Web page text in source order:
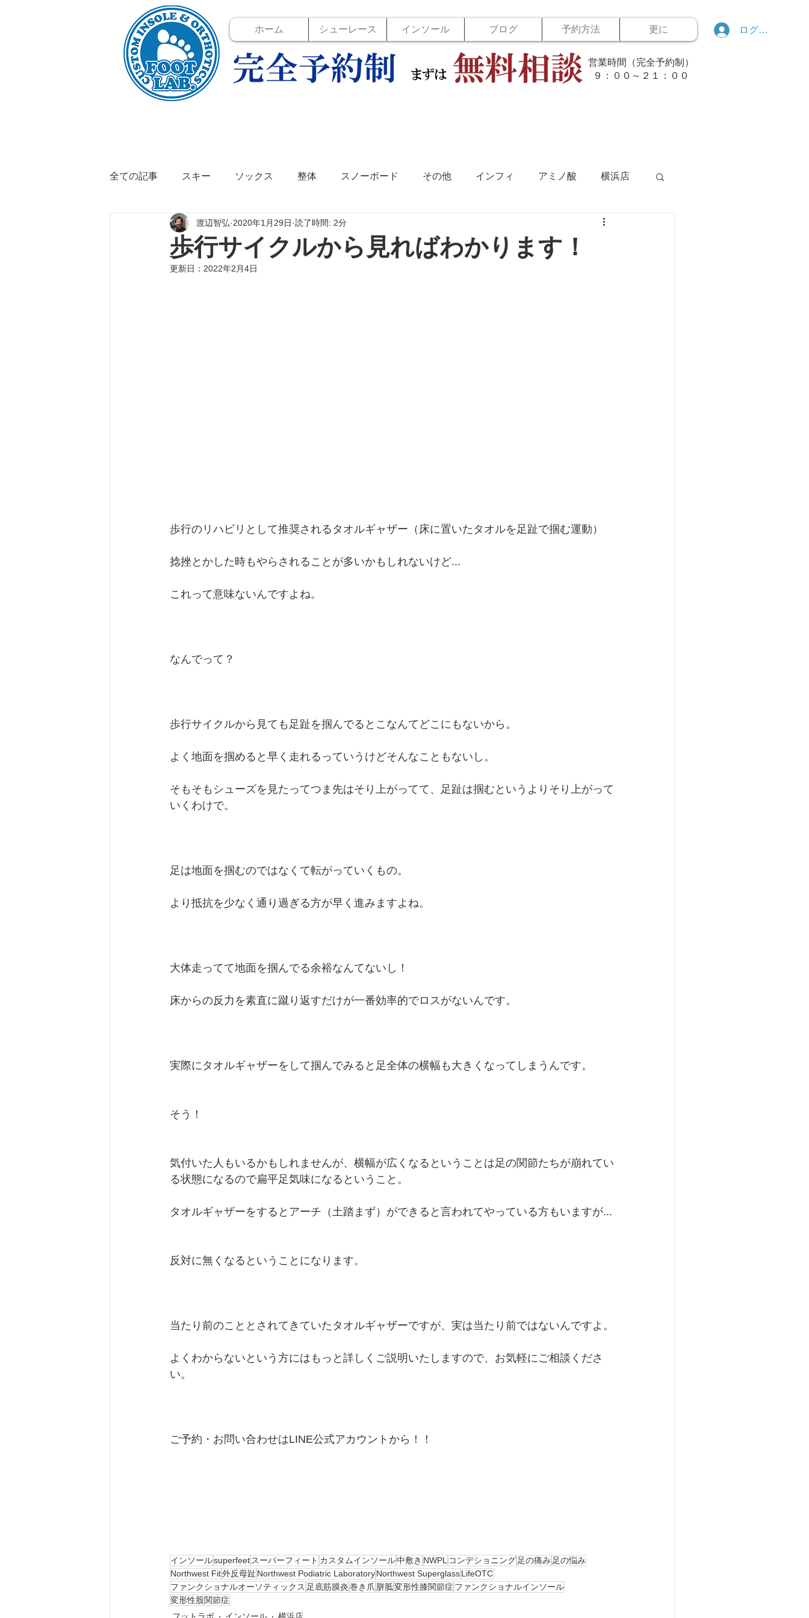
ホーム シューレース インソール ブログ 予約方法 更に
営業時間（完全予約制）
​９：００～２１：００
ログイン
全ての記事 スキー ソックス 整体 スノーボード その他 インフィ アミノ酸 横浜店
イベント インソール フットラボ ボウリング
バスケット 自転車
歩行サイクルから見ればわかります！
渡辺智弘 2020年1月29日 読了時間: 2分
更新日： 2022年2月4日
歩行のリハビリとして推奨されるタオルギャザー（床に置いたタオルを足趾で掴む運動）
捻挫とかした時もやらされることが多いかもしれないけど...
これって意味ないんですよね。
なんでって？
歩行サイクルから見ても足趾を掴んでるとこなんてどこにもないから。
よく地面を掴めると早く走れるっていうけどそんなこともないし。
そもそもシューズを見たってつま先はそり上がってて、足趾は掴むというよりそり上がって
いくわけで。
足は地面を掴むのではなくて転がっていくもの。
より抵抗を少なく通り過ぎる方が早く進みますよね。
大体走ってて地面を掴んでる余裕なんてないし！
床からの反力を素直に蹴り返すだけが一番効率的でロスがないんです。
実際にタオルギャザーをして掴んでみると足全体の横幅も大きくなってしまうんです。
そう！
気付いた人もいるかもしれませんが、横幅が広くなるということは足の関節たちが崩れてい
る状態になるので扁平足気味になるということ。
タオルギャザーをするとアーチ（土踏まず）ができると言われてやっている方もいますが...
反対に無くなるということになります。
当たり前のこととされてきていたタオルギャザーですが、実は当たり前ではないんですよ。
よくわからないという方にはもっと詳しくご説明いたしますので、お気軽にご相談くださ
い。
ご予約・お問い合わせはLINE公式アカウントから！！
インソールsuperfeet スーパーフィート カスタムインソール中敷き NWPL コンデショニング 足の痛み 足の悩み
Northwest Fit外反母趾 Northwest Podiatric LaboratoryNorthwest SuperglassLifeOTC
ファンクショナルオーソティックス 足底筋膜炎巻き爪 胼胝変形性膝関節症 ファンクショナルインソール
変形性股関節症